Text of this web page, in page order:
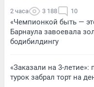
2 часа 3 188 10
«Чемпионкой быть —
Барнаула завоевала
бодибилдингу
«Заказали на 3-
турок забрал торт на